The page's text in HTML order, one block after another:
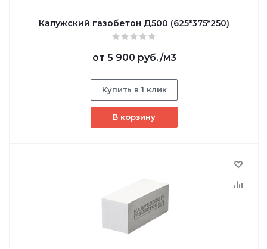
Калужский газобетон Д500 (625*375*250)
от 5 900 руб./м3
Купить в 1 клик
В корзину